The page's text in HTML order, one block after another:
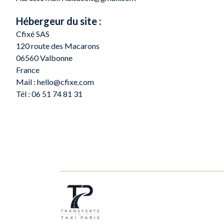
Hébergeur du site :
Cfixé SAS
120 route des Macarons
06560 Valbonne
France
Mail : hello@cfixe.com
Tél : 06 51 74 81 31